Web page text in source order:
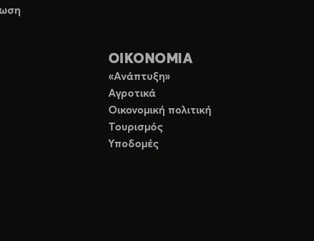
ΟΙΚΟΝΟΜΙΑ
«Ανάπτυξη»
Αγροτικά
Οικονομική πολιτική
Τουρισμός
Υποδομές